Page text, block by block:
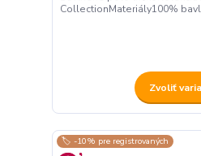
CollectionMateriály100%
Zvoliť
🏷️ -10% pre registrovaných